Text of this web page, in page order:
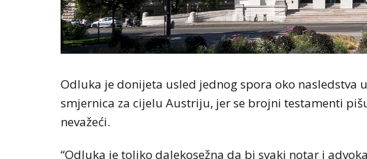
Odluka je donijeta usled jednog spora oko
smjernica za cijelu Austriju, jer se brojni testamenti
nevažeći.
“Odluka je toliko dalekosežna da bi svaki notar i